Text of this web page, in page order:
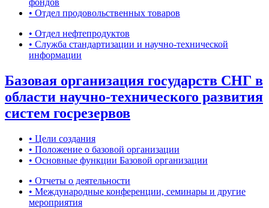
фондов
• Отдел продовольственных товаров
• Отдел нефтепродуктов
• Служба стандартизации и научно-технической
информации
Базовая организация государств СНГ в
области научно-технического развития
систем госрезервов
• Цели создания
• Положение о базовой организации
• Основные функции Базовой организации
• Отчеты о деятельности
• Международные конференции, семинары и другие
мероприятия